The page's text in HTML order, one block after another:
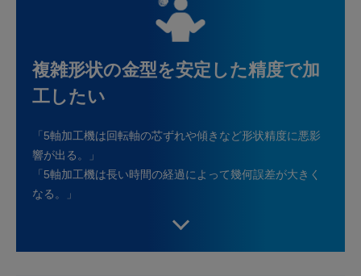
複雑形状の金型を安定した精度で加
工したい
「5軸加工機は回転軸の芯ずれや傾きなど形状精度に悪影
響が出る。」
「5軸加工機は長い時間の経過によって幾何誤差が大きく
なる。」